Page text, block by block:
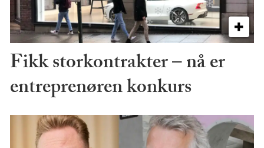
Fikk storkontrakter – nå er
entreprenøren konkurs